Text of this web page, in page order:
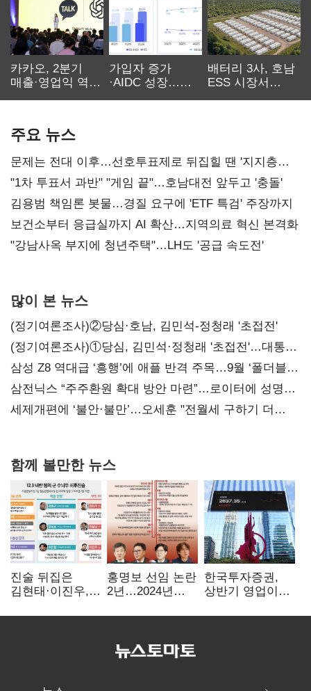
카카오, 2분기
매출·영업익 역대
가입자 증가
·AIDC 성장…
배터리 3사, 호남
ESS 시장서
주요 뉴스
문제는 전대 이후…선호투표제로 뒤집힐 땐 '지지층
불복'
"1차 투표서 과반" "게임 끝"…호남대전 앞두고 '충돌'
김용범 책임론 봇물…경질 요구에 'ETF 특검' 주장까지
보건소부터 응급실까지 AI 확산…지역의료 혁신 본격화
"강남사옥 부지에 청년주택"…LH도 '공급 속도전'
많이 본 뉴스
(정기여론조사)②당심·호남, 김민석-정청래 '초접전'
(정기여론조사)①당심, 김민석·정청래 '초접전'…대통령
지지도 '50% 아래로'(종합)
삼성 Z8 역대급 ‘흥행’에 애플 반격 주목…9월 ‘폴더블
대전’
삼전닉스 “주주환원 확대 방안 마련”…로이터에 성명
보내
세제개편에 ‘불안·불만’…오세훈 "전월세 구하기 더
함께 볼만한 뉴스
진술 뒤집은
김현태·이진우,
헌신"…법정서
홍명보 선임 논란
2년…2024년
압색까지
한국투자증권,
상반기 영업이익
전년비 89.1%↑